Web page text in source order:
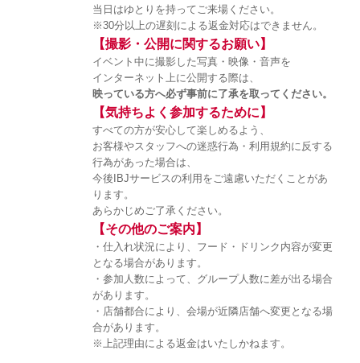
当日はゆとりを持ってご来場ください。
※30分以上の遅刻による返金対応はできません。
【撮影・公開に関するお願い】
イベント中に撮影した写真・映像・音声を
インターネット上に公開する際は、
映っている方へ必ず事前に了承を取ってください。
【気持ちよく参加するために】
すべての方が安心して楽しめるよう、
お客様やスタッフへの迷惑行為・利用規約に反する
行為があった場合は、
今後IBJサービスの利用をご遠慮いただくことがあ
ります。
あらかじめご了承ください。
【その他のご案内】
・仕入れ状況により、フード・ドリンク内容が変更
となる場合があります。
・参加人数によって、グループ人数に差が出る場合
があります。
・店舗都合により、会場が近隣店舗へ変更となる場
合があります。
※上記理由による返金はいたしかねます。